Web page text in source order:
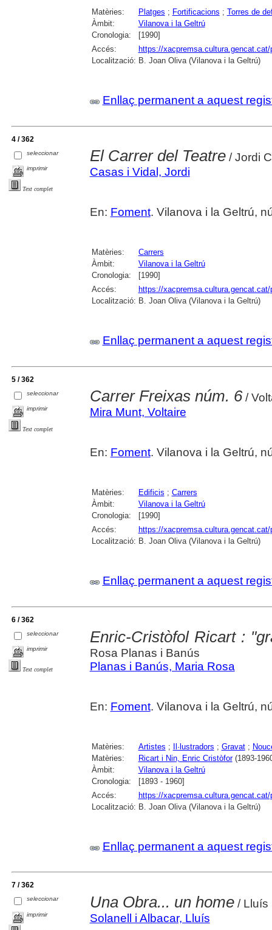
Matèries: Platges ; Fortificacions ; Torres de
Àmbit:
Vilanova i la Geltrú
Cronologia:
[1990]
Accés:
https://
Localització: B. Joan Oliva (Vilanova i la Geltrú)
Enllaç permanent a aquest
4 / 362
seleccionar
imprimir
Text complet
El Carrer del Teatre/ Jordi
Casas i Vidal, Jordi
En: Foment. Vilanova i la Geltrú,
Matèries:
Carrers
Àmbit:
Vilanova i la Geltrú
Cronologia:
[1990]
Accés:
https://
Localització: B. Joan Oliva (Vilanova i la Geltrú)
Enllaç permanent a aquest
5 / 362
seleccionar
imprimir
Text complet
Carrer Freixas núm. 6/
Mira Munt, Voltaire
En: Foment. Vilanova i la Geltrú,
Matèries: Edificis ; Carrers
Àmbit:
Vilanova i la Geltrú
Cronologia:
[1990]
Accés:
https://
Localització: B. Joan Oliva (Vilanova i la Geltrú)
Enllaç permanent a aquest
6 / 362
seleccionar
imprimir
Text complet
Enric-Cristòfol Ricart :
Rosa Planas i Banús
Planas i Banús, Maria Rosa
En: Foment. Vilanova i la Geltrú,
Matèries: Artistes ; Il·lustradors ; Gravat;
Matèries:
Ricart i Nin, Enric Cristòfor(1893-
Àmbit:
Vilanova i la Geltrú
Cronologia:
[1893 - 1960]
Accés:
https://xacpremsa.cultura.gencat.cat/
Localització: B. Joan Oliva (Vilanova i la Geltrú)
Enllaç permanent a aquest
7 / 362
seleccionar
imprimir
Una Obra... un home/ Lluís
Solanell i Albacar, Lluís